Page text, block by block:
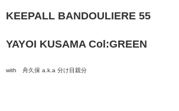
KEEPALL BANDOULIERE 55
YAYOI KUSAMA Col:GREEN
with 舟久保 a.k.a 分け目親分